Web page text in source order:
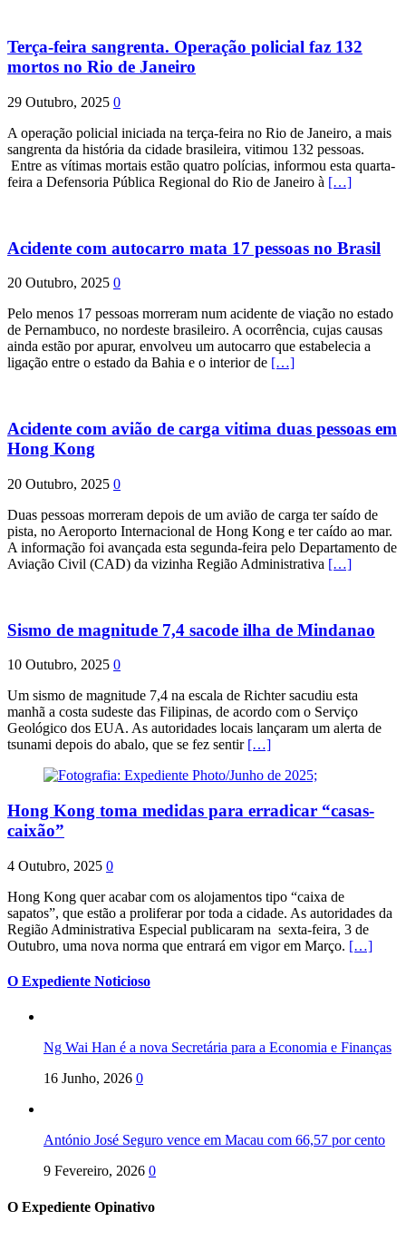
Terça-feira sangrenta. Operação policial faz 132
mortos no Rio de Janeiro
29 Outubro, 2025 0
A operação policial iniciada na terça-feira no Rio de Janeiro, a mais
sangrenta da história da cidade brasileira, vitimou 132 pessoas.
Entre as vítimas mortais estão quatro polícias, informou esta quarta-
feira a Defensoria Pública Regional do Rio de Janeiro à […]
Acidente com autocarro mata 17 pessoas no Brasil
20 Outubro, 2025 0
Pelo menos 17 pessoas morreram num acidente de viação no estado
de Pernambuco, no nordeste brasileiro. A ocorrência, cujas causas
ainda estão por apurar, envolveu um autocarro que estabelecia a
ligação entre o estado da Bahia e o interior de […]
Acidente com avião de carga vitima duas pessoas em
Hong Kong
20 Outubro, 2025 0
Duas pessoas morreram depois de um avião de carga ter saído de
pista, no Aeroporto Internacional de Hong Kong e ter caído ao mar.
A informação foi avançada esta segunda-feira pelo Departamento de
Aviação Civil (CAD) da vizinha Região Administrativa […]
Sismo de magnitude 7,4 sacode ilha de Mindanao
10 Outubro, 2025 0
Um sismo de magnitude 7,4 na escala de Richter sacudiu esta
manhã a costa sudeste das Filipinas, de acordo com o Serviço
Geológico dos EUA. As autoridades locais lançaram um alerta de
tsunami depois do abalo, que se fez sentir […]
Hong Kong toma medidas para erradicar “casas-
caixão”
4 Outubro, 2025 0
Hong Kong quer acabar com os alojamentos tipo “caixa de
sapatos”, que estão a proliferar por toda a cidade. As autoridades da
Região Administrativa Especial publicaram na sexta-feira, 3 de
Outubro, uma nova norma que entrará em vigor em Março. […]
O Expediente Noticioso
Ng Wai Han é a nova Secretária para a Economia e Finanças
16 Junho, 2026 0
António José Seguro vence em Macau com 66,57 por cento
9 Fevereiro, 2026 0
O Expediente Opinativo